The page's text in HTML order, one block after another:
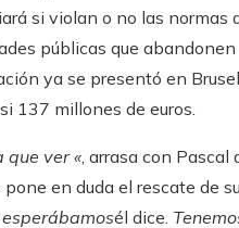
si violan o no las
públicas que
ya se presentó en
137 millones de euros.
que ver «, arrasa con Pascal
en duda el rescate de
él dice.